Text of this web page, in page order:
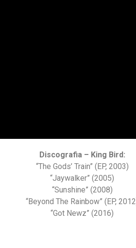
Discografia – King Bird:
“The Gods’ Train” (EP, 2003)
“Jaywalker” (2005)
“Sunshine” (2008)
“Beyond The Rainbow” (EP,
“Got Newz” (2016)